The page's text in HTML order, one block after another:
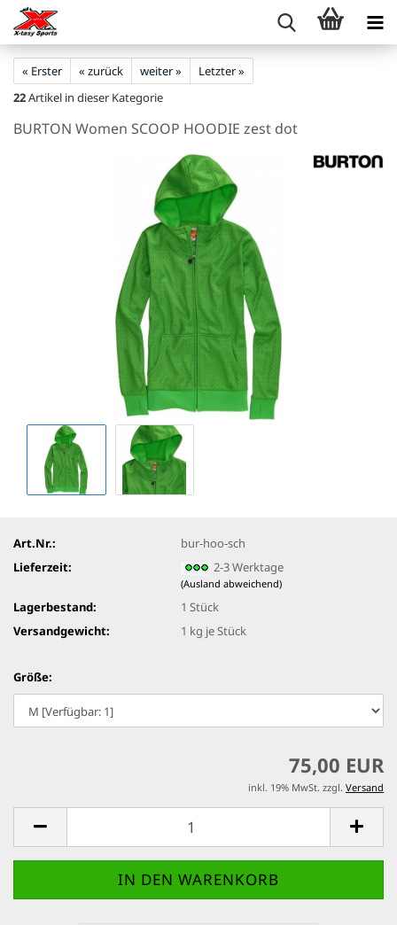
« Erster « zurück weiter »
Letzter »
22Artikel in dieser Kategorie
BURTON Women SCOOP HOODIE zest dot
Art.Nr.:
bur-hoo-sch
Lieferzeit:
2-3 Werktage
(Ausland abweichend)
Lagerbestand: 1 Stück
Versandgewicht:
1 kg je Stück
Größe:
75,00 EUR
inkl. 19% MwSt. zzgl. Versand